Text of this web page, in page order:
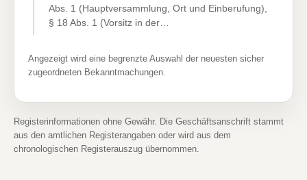
Abs. 1 (Hauptversammlung, Ort und Einberufung),
§ 18 Abs. 1 (Vorsitz in der…
Angezeigt wird eine begrenzte Auswahl der neuesten sicher
zugeordneten Bekanntmachungen.
Registerinformationen ohne Gewähr. Die Geschäftsanschrift stammt
aus den amtlichen Registerangaben oder wird aus dem
chronologischen Registerauszug übernommen.